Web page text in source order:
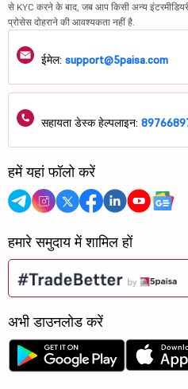
से KYC करने के बाद, जब आप किसी अन्य
प्रोसेस दोहराने की आवश्यकता नहीं है.
ईमेल: support@5paisa.com
सहायता डेस्क हेल्पलाइन:
हमें यहां फॉलो करें
हमारे समुदाय में शामिल हों
अभी डाउनलोड करें